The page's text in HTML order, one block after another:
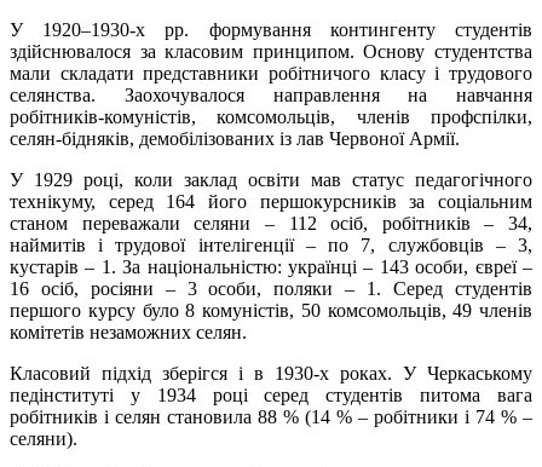
У 1920–1930-х рр. формування контингенту студентів
здійснювалося за класовим принципом. Основу студентства
мали складати представники робітничого класу і трудового
селянства. Заохочувалося направлення на навчання
робітників-комуністів, комсомольців, членів профспілки,
селян-бідняків, демобілізованих із лав Червоної Армії.
У 1929 році, коли заклад освіти мав статус педагогічного
технікуму, серед 164 його першокурсників за соціальним
станом переважали селяни – 112 осіб, робітників – 34,
наймитів і трудової інтелігенції – по 7, службовців – 3,
кустарів – 1. За національністю: українці – 143 особи, євреї –
16 осіб, росіяни – 3 особи, поляки – 1. Серед студентів
першого курсу було 8 комуністів, 50 комсомольців, 49 членів
комітетів незаможних селян.
Класовий підхід зберігся і в 1930-х роках. У Черкаському
педінституті у 1934 році серед студентів питома вага
робітників і селян становила 88 % (14 % – робітники і 74 % –
селяни).